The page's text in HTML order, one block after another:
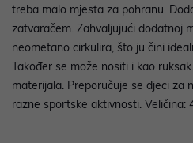
treba malo mjesta za pohranu.
zatvaračem. Zahvaljujući dodatnoj
neometano cirkulira, što ju čini
Također se može nositi i kao
materijala. Preporučuje se djeci za
razne sportske aktivnosti. Veličina: